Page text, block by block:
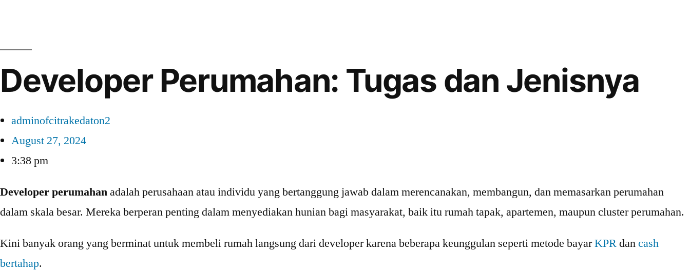
Developer Perumahan: Tugas dan Jenisnya
adminofcitrakedaton2
August 27, 2024
3:38 pm
Developer perumahanadalah perusahaan atau individu yang bertanggung jawab dalam merencanakan, membangun, dan memasarkan perumahan
dalam skala besar. Mereka berperan penting dalam menyediakan hunian bagi masyarakat, baik itu rumah tapak, apartemen, maupun cluster perumahan.
Kini banyak orang yang berminat untuk membeli rumah langsung dari developer karena beberapa keunggulan seperti metode bayarKPRdancash
bertahap.